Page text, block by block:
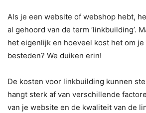
Als je een website of webshop hebt,
al gehoord van de term ‘linkbuilding’.
het eigenlijk en hoeveel kost het om
besteden? We duiken erin!
De kosten voor linkbuilding kunnen
hangt sterk af van verschillende
van je website en de kwaliteit van de